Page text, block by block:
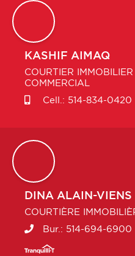
KASHIF AIMAQ
COURTIER IMMOBILIER
COMMERCIAL
Cell.: 514-834-0420
DINA ALAIN-VIENS
COURTIÈRE
Bur.: 514-694-6900